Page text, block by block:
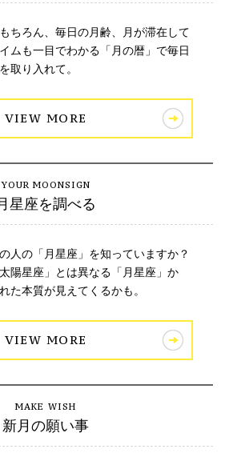
ちろん、毎日の月齢、月が滞在して
ムも一目でわかる「月の暦」で毎日
取り入れて。
VIEW MORE
星座を調べる
人の「月星座」を知っていますか？
陽星座」とは異なる「月星座」か
た本質が見えてくるかも。
VIEW MORE
新月の願い事